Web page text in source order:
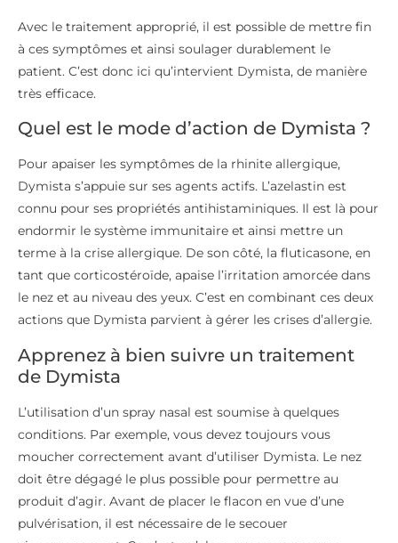
Avec le traitement approprié, il est possible de mettre fin
à ces symptômes et ainsi soulager durablement le
patient. C’est donc ici qu’intervient Dymista, de manière
très efficace.
Quel est le mode d’action de Dymista ?
Pour apaiser les symptômes de la rhinite allergique,
Dymista s’appuie sur ses agents actifs. L’azelastin est
connu pour ses propriétés antihistaminiques. Il est là pour
endormir le système immunitaire et ainsi mettre un
terme à la crise allergique. De son côté, la fluticasone, en
tant que corticostéroïde, apaise l’irritation amorcée dans
le nez et au niveau des yeux. C’est en combinant ces deux
actions que Dymista parvient à gérer les crises d’allergie.
Apprenez à bien suivre un traitement
de Dymista
L’utilisation d’un spray nasal est soumise à quelques
conditions. Par exemple, vous devez toujours vous
moucher correctement avant d’utiliser Dymista. Le nez
doit être dégagé le plus possible pour permettre au
produit d’agir. Avant de placer le flacon en vue d’une
pulvérisation, il est nécessaire de le secouer